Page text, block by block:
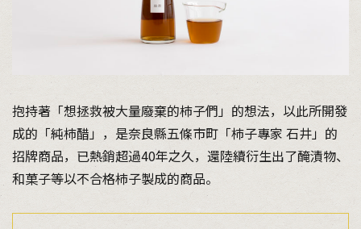
抱持著「想拯救被大量廢棄的柿子們」的想法，以此所開發
成的「純柿醋」，是奈良縣五條市町「柿子專家 石井」的
招牌商品，已熱銷超過40年之久，還陸續衍生出了醃漬物、
和菓子等以不合格柿子製成的商品。